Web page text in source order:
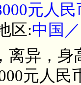
元人民
区:中国
离异，
元人